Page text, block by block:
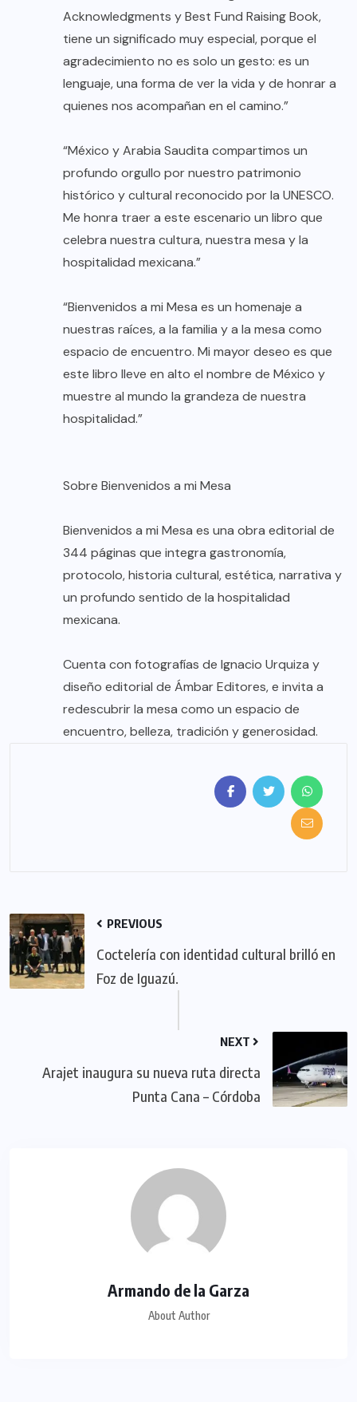
Acknowledgments y Best Fund Raising Book,
tiene un significado muy especial, porque el
agradecimiento no es solo un gesto: es un
lenguaje, una forma de ver la vida y de honrar a
quienes nos acompañan en el camino.”
“México y Arabia Saudita compartimos un
profundo orgullo por nuestro patrimonio
histórico y cultural reconocido por la UNESCO.
Me honra traer a este escenario un libro que
celebra nuestra cultura, nuestra mesa y la
hospitalidad mexicana.”
“Bienvenidos a mi Mesa es un homenaje a
nuestras raíces, a la familia y a la mesa como
espacio de encuentro. Mi mayor deseo es que
este libro lleve en alto el nombre de México y
muestre al mundo la grandeza de nuestra
hospitalidad.”
Sobre Bienvenidos a mi Mesa
Bienvenidos a mi Mesa es una obra editorial de
344 páginas que integra gastronomía,
protocolo, historia cultural, estética, narrativa y
un profundo sentido de la hospitalidad
mexicana.
Cuenta con fotografías de Ignacio Urquiza y
diseño editorial de Ámbar Editores, e invita a
redescubrir la mesa como un espacio de
encuentro, belleza, tradición y generosidad.
PREVIOUS
Coctelería con identidad cultural brilló en
Foz de Iguazú.
NEXT
Arajet inaugura su nueva ruta directa
Punta Cana – Córdoba
Armando de la Garza
About Author